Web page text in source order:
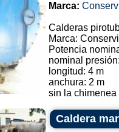
Marca:
Calderas
Marca:
Potencia
nominal
longitud: 4 m
anchura: 2 m
sin la chimenea
Caldera